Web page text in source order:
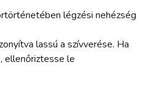
légzési nehézség
lassú a szívverése. Ha
ellenőriztesse le